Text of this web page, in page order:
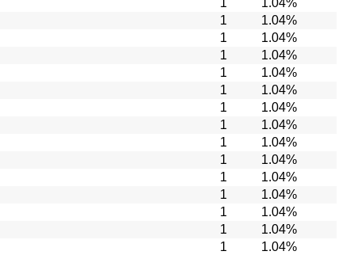
1 1.04%
1 1.04%
1 1.04%
1 1.04%
1 1.04%
1 1.04%
1 1.04%
1 1.04%
1 1.04%
1 1.04%
1 1.04%
1 1.04%
1 1.04%
1 1.04%
1 1.04%